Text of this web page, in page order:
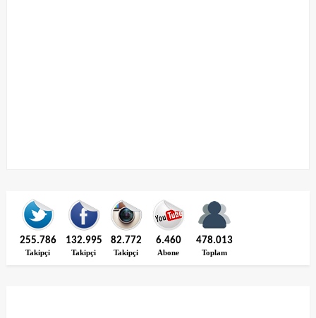
255.786
Takipçi
132.995
Takipçi
82.772
Takipçi
6.460
Abone
478.013
Toplam